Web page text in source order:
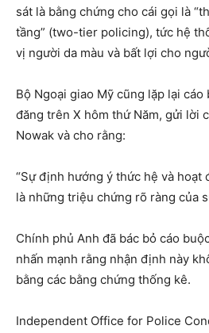
sát là bằng chứng cho cái gọi là
tầng” (two-tier policing), tức hệ
vị người da màu và bất lợi cho
Bộ Ngoại giao Mỹ cũng lặp lại
đăng trên X hôm thứ Năm, gửi lời
Nowak và cho rằng:
“Sự định hướng ý thức hệ và hoạt
là những triệu chứng rõ ràng của
Chính phủ Anh đã bác bỏ cáo
nhấn mạnh rằng nhận định này
bằng các bằng chứng thống kê.
Independent Office for Police